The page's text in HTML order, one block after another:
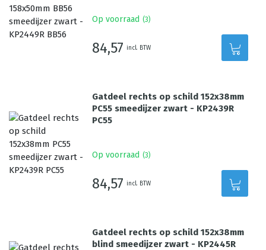
Op voorraad (3)
84,57 incl. BTW
Gatdeel rechts op schild 152x38mm
PC55 smeedijzer zwart - KP2439R
PC55
Op voorraad (3)
84,57 incl. BTW
Gatdeel rechts op schild 152x38mm
blind smeedijzer zwart - KP2445R